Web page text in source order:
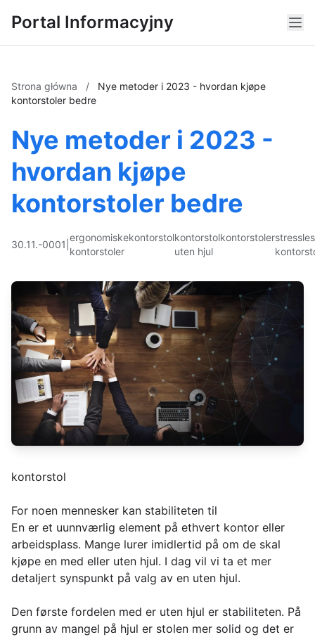
Portal Informacyjny
Strona główna /
Nye metoder i 2023 - hvordan kjøpe
kontorstoler bedre
Nye metoder i 2023 -
hvordan kjøpe
kontorstoler bedre
30.11.-0001
ergonomiske
kontorstoler
kontorstolkontorstol
uten hjul
kontorstoler
kontorstol
For noen mennesker kan stabiliteten til
En er et uunnværlig element på ethvert kontor eller
arbeidsplass. Mange lurer imidlertid på om de skal
kjøpe en med eller uten hjul. I dag vil vi ta et mer
detaljert synspunkt på valg av en uten hjul.
Den første fordelen med er uten hjul er stabiliteten. På
grunn av mangel på hjul er stolen mer solid og det er